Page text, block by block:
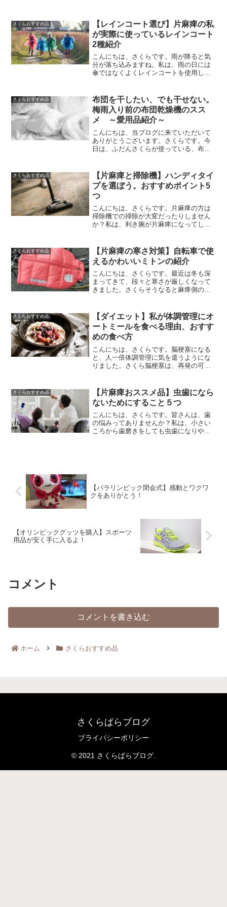
さくらおすすめ品
【レインコート選び】片麻痺の私
が実際に使っているレインコート
2種紹介
こんにちは、さくらです。雨が降ると気
分が落ち込みますね。私は、雨の日には
傘ではなくよくレインコートを使用して
ためかなり自由度が下がります。レイン
コートを使用すると、動くReadMore...
さくらおすすめ品
布団を干したい、でも干せない。
梅雨入り前の布団乾燥機のスス
メ ～愛用品紹介～
こんにちは、当ブログに来ていただいて
ありがとうございます。さくらです。今
日は、ふだんさくらが使っている、布団
ですよねもうすぐ今年は梅雨入りが早い
みたいなので、活躍する機ReadMore...
さくらおすすめ品
【片麻痺と掃除機】ハンディタイ
プを選ぼう。おすすめポイント5
つ
こんにちは、さくらです。片麻痺の方は
掃除機での掃除が大変だったりしません
か？私は、利き腕が片麻痺になってしま
掃除機ではなく、充電式のものを使って
います。さくらコードあっReadMore...
さくらおすすめ品
【片麻痺の寒さ対策】自転車で使
えるかわいいミトンの紹介
こんにちは、さくらです。最近は冬も深
まってきて、段々と寒さが厳しくなって
きました。さくらそうなると麻痺側の手
が氷のように冷たくなります。徒歩の時
は、もこもこの手袋をつけReadMore...
さくらおすすめ品
【ダイエット】私が体調管理にオ
ートミールを食べる理由、おすす
めの食べ方
こんにちは、さくらです。脳梗塞になる
と、人一倍体調管理に気を遣うようにな
りました。さくら脳梗塞は、再発の可能
あり、糖尿病や高血圧になりやすい食事
は控えるようになりましたReadMore...
さくらおすすめ品
【片麻痺おススメ品】虫歯になら
ないためにすること５つ
こんにちは、さくらです。皆さんは、歯
の悩みってありませんか？私は、小さい
ころから歯磨きをしても虫歯になりやす
【パラリンピック閉会式】感動とワクワ
クをありがとう！
【オリンピックグッツを購入】スポーツ
用品が安く手に入るよ！
コメント
コメントを書き込む
ホーム さくらおすすめ品
さくらぱらブログ
プライバシーポリシー
© 2021 さくらぱらブログ.